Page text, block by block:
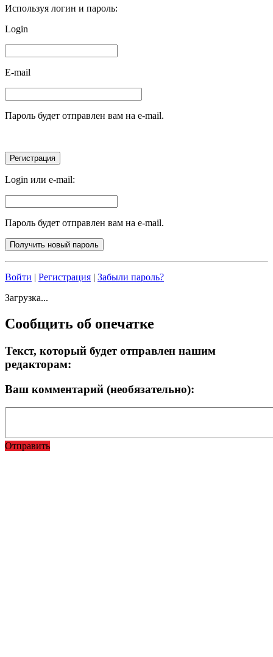
Используя логин и пароль:
Login
E-mail
Пароль будет отправлен вам на e-mail.
Login или e-mail:
Пароль будет отправлен вам на e-mail.
Войти | Регистрация | Забыли пароль?
Загрузка...
Сообщить об опечатке
Текст, который будет отправлен нашим
редакторам:
Ваш комментарий (необязательно):
Отправить